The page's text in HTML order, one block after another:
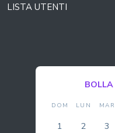
LISTA UTENTI
BOLLA
DOM LUN MAR
1 2 3